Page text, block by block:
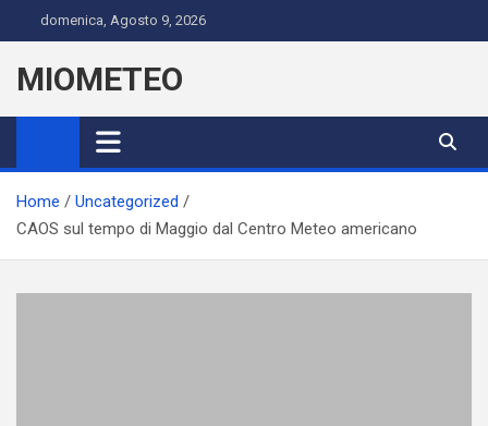
to
content
domenica, Agosto 9, 2026
MIOMETEO
Home
Uncategorized
CAOS sul tempo di Maggio dal Centro Meteo americano